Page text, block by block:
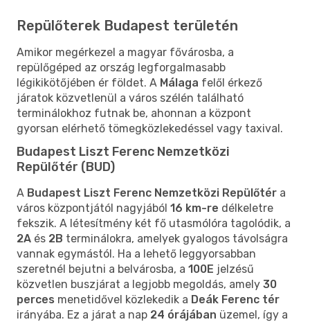
Repülőterek Budapest területén
Amikor megérkezel a magyar fővárosba, a
repülőgéped az ország legforgalmasabb
légikikötőjében ér földet. A Málaga felől érkező
járatok közvetlenül a város szélén található
terminálokhoz futnak be, ahonnan a központ
gyorsan elérhető tömegközlekedéssel vagy taxival.
Budapest Liszt Ferenc Nemzetközi
Repülőtér (BUD)
A Budapest Liszt Ferenc Nemzetközi Repülőtér a
város központjától nagyjából 16 km-re délkeletre
fekszik. A létesítmény két fő utasmólóra tagolódik, a
2A és 2B terminálokra, amelyek gyalogos távolságra
vannak egymástól. Ha a lehető leggyorsabban
szeretnél bejutni a belvárosba, a 100E jelzésű
közvetlen buszjárat a legjobb megoldás, amely 30
perces menetidővel közlekedik a Deák Ferenc tér
irányába. Ez a járat a nap 24 órájában üzemel, így a